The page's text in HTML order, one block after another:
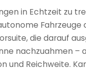
in Echtzeit zu
Fahrzeuge
die darauf
nachzuahmen –
und Reichweite.